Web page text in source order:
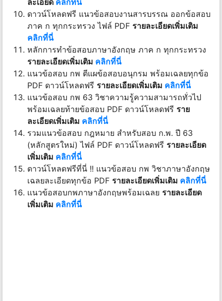
ดาวน์โหลดฟรี แนวข้อสอบงานสารบรรณ ออกข้อสอบ
ภาค ก ทุกกระทรวง ไฟล์ PDF รายละเอียดเพิ่มเติม
คลิกที่นี่
หลักการทำข้อสอบภาษาอังกฤษ ภาค ก ทุกกระทรวง
รายละเอียดเพิ่มเติม คลิกที่นี่
แนวข้อสอบ กพ ตีแผข้อสอบอนุกรม พร้อมเฉลยทุกข้อ
PDF ดาวน์โหลดฟรี รายละเอียดเพิ่มเติม คลิกที่นี่
แนวข้อสอบ กพ 63 วิชาความรู้ความสามารถทั่วไป
พร้อมเฉลยท้ายข้อสอบ PDF ดาวน์โหลดฟรี ราย
ละเอียดเพิ่มเติม คลิกที่นี่
รวมแนวข้อสอบ กฎหมาย สำหรับสอบ ก.พ. ปี 63
(หลักสูตรใหม่) ไฟล์ PDF ดาวน์โหลดฟรี รายละเอียด
เพิ่มเติม คลิกที่นี่
ดาวน์โหลดฟรีที่นี่ !! แนวข้อสอบ กพ วิชาภาษาอังกฤษ
เฉลยละเอียดทุกข้อ PDF รายละเอียดเพิ่มเติม คลิกที่นี่
เเนวข้อสอบกพภาษาอังกฤษพร้อมเฉลย รายละเอียด
เพิ่มเติม คลิกที่นี่